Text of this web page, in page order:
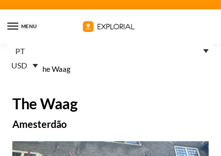
MENU
PT
USD
Home » The Waag
The Waag
Amesterdão